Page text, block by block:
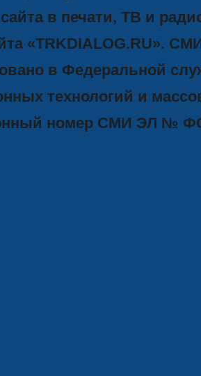
в печати, ТВ и
«TRKDIALOG.RU».
в Федеральной
технологий и
номер СМИ ЭЛ №